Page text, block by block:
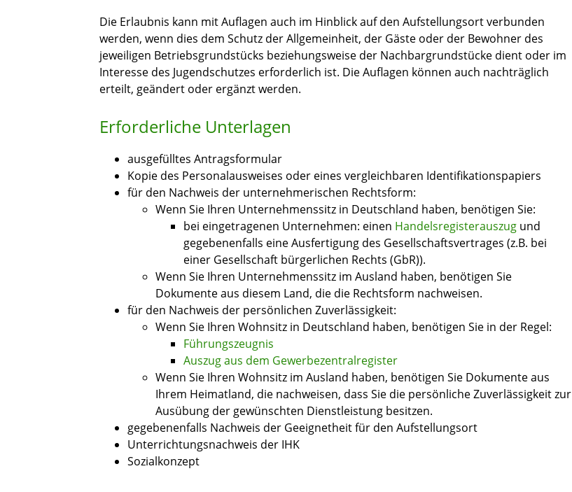
Die Erlaubnis kann mit Auflagen auch im Hinblick auf den Aufstellungsort verbunden
werden, wenn dies dem Schutz der Allgemeinheit, der Gäste oder der Bewohner des
jeweiligen Betriebsgrundstücks beziehungsweise der Nachbargrundstücke dient oder im
Interesse des Jugendschutzes erforderlich ist. Die Auflagen können auch nachträglich
erteilt, geändert oder ergänzt werden.
Erforderliche Unterlagen
ausgefülltes Antragsformular
Kopie des Personalausweises oder eines vergleichbaren Identifikationspapiers
für den Nachweis der unternehmerischen Rechtsform:
Wenn Sie Ihren Unternehmenssitz in Deutschland haben, benötigen Sie:
bei eingetragenen Unternehmen: einen Handelsregisterauszug und
gegebenenfalls eine Ausfertigung des Gesellschaftsvertrages (z.B. bei
einer Gesellschaft bürgerlichen Rechts (GbR)).
Wenn Sie Ihren Unternehmenssitz im Ausland haben, benötigen Sie
Dokumente aus diesem Land, die die Rechtsform nachweisen.
für den Nachweis der persönlichen Zuverlässigkeit:
Wenn Sie Ihren Wohnsitz in Deutschland haben, benötigen Sie in der Regel:
Führungszeugnis
Auszug aus dem Gewerbezentralregister
Wenn Sie Ihren Wohnsitz im Ausland haben, benötigen Sie Dokumente aus
Ihrem Heimatland, die nachweisen, dass Sie die persönliche Zuverlässigkeit zur
Ausübung der gewünschten Dienstleistung besitzen.
gegebenenfalls Nachweis der Geeignetheit für den Aufstellungsort
Unterrichtungsnachweis der IHK
Sozialkonzept